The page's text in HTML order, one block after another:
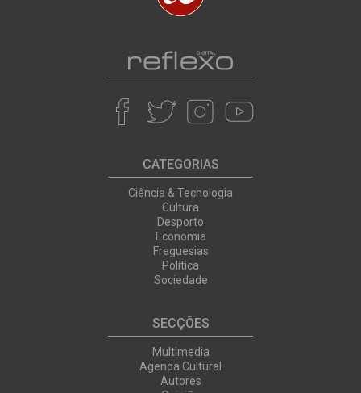
CATEGORIAS
Ciência & Tecnologia
Cultura
Desporto
Economia
Freguesias
Política
Sociedade
SECÇÕES
Multimedia
Agenda Cultural
Autores